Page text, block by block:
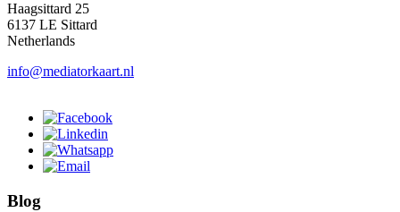
Haagsittard 25
6137 LE Sittard
Netherlands
info@mediatorkaart.nl
Blog